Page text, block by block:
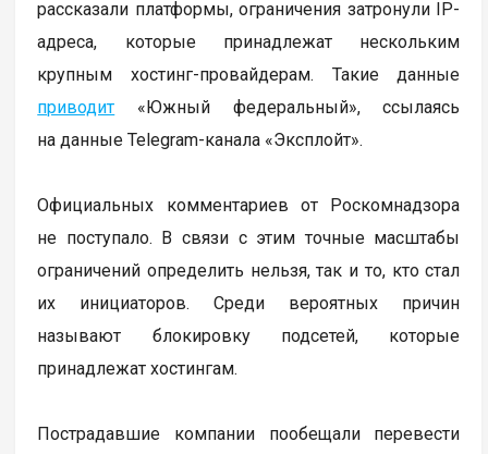
рассказали платформы, ограничения затронули IP-
адреса, которые принадлежат нескольким
крупным хостинг-провайдерам. Такие данные
приводит «Южный федеральный», ссылаясь
на данные Telegram-канала «Эксплойт».
Официальных комментариев от Роскомнадзора
не поступало. В связи с этим точные масштабы
ограничений определить нельзя, так и то, кто стал
их инициаторов. Среди вероятных причин
называют блокировку подсетей, которые
принадлежат хостингам.
Пострадавшие компании пообещали перевести